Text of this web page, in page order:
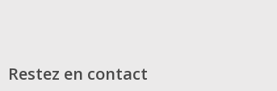
Restez en contact